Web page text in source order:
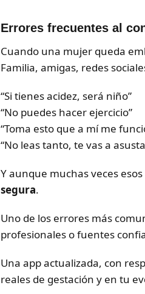
Errores frecuentes al
Cuando una mujer queda
Familia, amigas, redes
“Si tienes acidez, será niño”
“No puedes hacer ejercicio”
“Toma esto que a mí me
“No leas tanto, te vas a
Y aunque muchas veces
segura.
Uno de los errores más
profesionales o fuentes
Una app actualizada, con
reales de gestación y en tu